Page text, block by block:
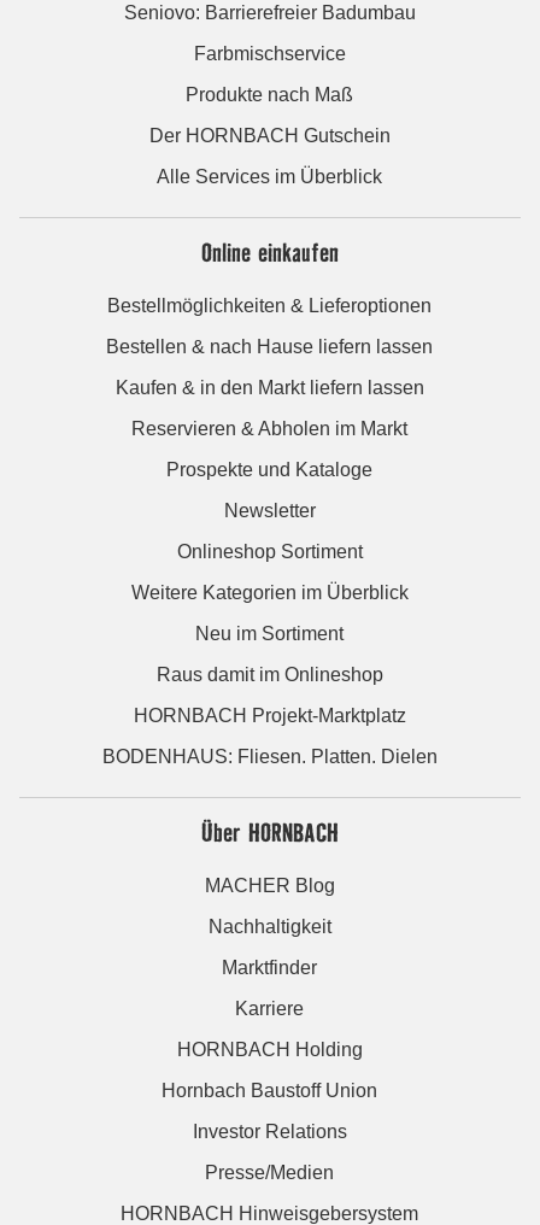
Seniovo: Barrierefreier Badumbau
Farbmischservice
Produkte nach Maß
Der HORNBACH Gutschein
Alle Services im Überblick
Online einkaufen
Bestellmöglichkeiten & Lieferoptionen
Bestellen & nach Hause liefern lassen
Kaufen & in den Markt liefern lassen
Reservieren & Abholen im Markt
Prospekte und Kataloge
Newsletter
Onlineshop Sortiment
Weitere Kategorien im Überblick
Neu im Sortiment
Raus damit im Onlineshop
HORNBACH Projekt-Marktplatz
BODENHAUS: Fliesen. Platten. Dielen
Über HORNBACH
MACHER Blog
Nachhaltigkeit
Marktfinder
Karriere
HORNBACH Holding
Hornbach Baustoff Union
Investor Relations
Presse/Medien
HORNBACH Hinweisgebersystem